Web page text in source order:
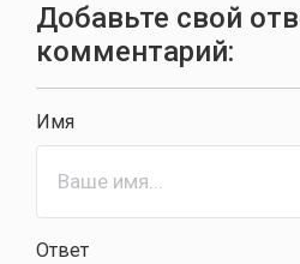
Добавьте свой
комментарий:
Имя
Ответ